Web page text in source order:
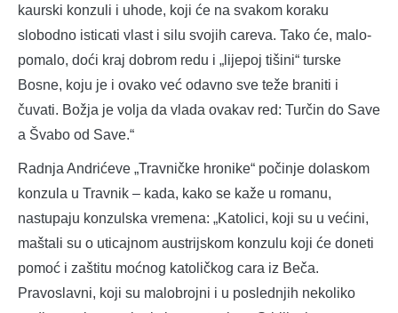
kaurski konzuli i uhode, koji će na svakom koraku
slobodno isticati vlast i silu svojih careva. Tako će, malo-
pomalo, doći kraj dobrom redu i „lijepoj tišini“ turske
Bosne, koju je i ovako već odavno sve teže braniti i
čuvati. Božja je volja da vlada ovakav red: Turčin do Save
a Švabo od Save.“
Radnja Andrićeve „Travničke hronike“ počinje dolaskom
konzula u Travnik – kada, kako se kaže u romanu,
nastupaju konzulska vremena: „Katolici, koji su u većini,
maštali su o uticajnom austrijskom konzulu koji će doneti
pomoć i zaštitu moćnog katoličkog cara iz Beča.
Pravoslavni, koji su malobrojni i u poslednjih nekoliko